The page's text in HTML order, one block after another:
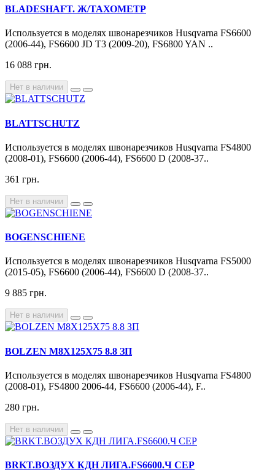
BLADESHAFT. Ж/ТАХОМЕТР
Используется в моделях швонарезчиков Husqvarna FS6600
(2006-44), FS6600 JD T3 (2009-20), FS6800 YAN ..
16 088 грн.
Нет в наличии
BLATTSCHUTZ
Используется в моделях швонарезчиков Husqvarna FS4800
(2008-01), FS6600 (2006-44), FS6600 D (2008-37..
361 грн.
Нет в наличии
BOGENSCHIENE
Используется в моделях швонарезчиков Husqvarna FS5000
(2015-05), FS6600 (2006-44), FS6600 D (2008-37..
9 885 грн.
Нет в наличии
BOLZEN М8Х125X75 8.8 ЗП
Используется в моделях швонарезчиков Husqvarna FS4800
(2008-01), FS4800 2006-44, FS6600 (2006-44), F..
280 грн.
Нет в наличии
BRKT.ВОЗДУХ КДН ЛИГА.FS6600.Ч СЕР